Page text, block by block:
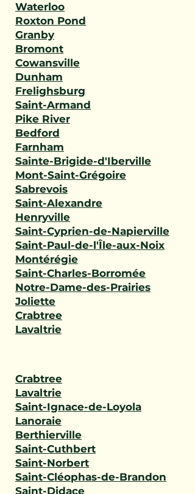
Waterloo
Roxton Pond
Granby
Bromont
Cowansville
Dunham
Frelighsburg
Saint-Armand
Pike River
Bedford
Farnham
Sainte-Brigide-d'Iberville
Mont-Saint-Grégoire
Sabrevois
Saint-Alexandre
Henryville
Saint-Cyprien-de-Napierville
Saint-Paul-de-l'Île-aux-Noix
Montérégie
Saint-Charles-Borromée
Notre-Dame-des-Prairies
Joliette
Crabtree
Lavaltrie
Crabtree
Lavaltrie
Saint-Ignace-de-Loyola
Lanoraie
Berthierville
Saint-Cuthbert
Saint-Norbert
Saint-Cléophas-de-Brandon
Saint-Didace